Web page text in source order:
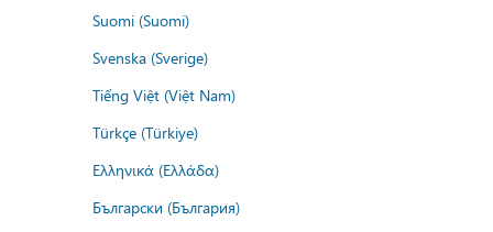
Suomi (Suomi)
Svenska (Sverige)
Tiếng Việt (Việt Nam)
Türkçe (Türkiye)
Ελληνικά (Ελλάδα)
Български (България)